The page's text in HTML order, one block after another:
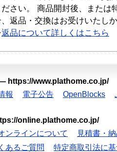
ださい。 商品開封後、または
返品・交換はお受けいたし
返品について詳しくはこちら
https://www.plathome.co.jp/
報 電子公告 OpenBlocks
online.plathome.co.jp/
ンラインについて
見積書・
あるご質問
特定商取引法に